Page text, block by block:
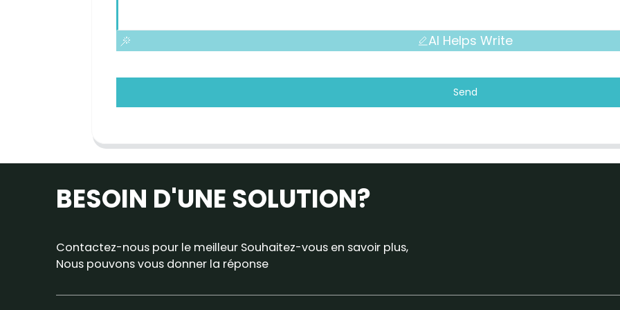
AI Helps Write
Send
BESOIN D'UNE SOLUTION?
Contactez-nous pour le meilleur Souhaitez-vous en savoir plus,
Nous pouvons vous donner la réponse